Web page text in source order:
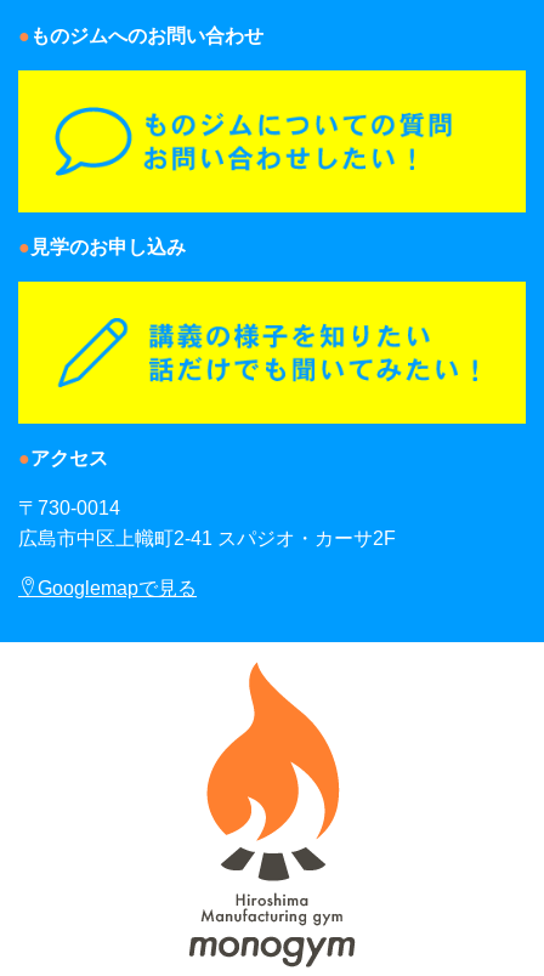
ものジムへのお問い合わせ
見学のお申し込み
アクセス
〒730-0014
広島市中区上幟町2-41 スパジオ・カーサ2F
Googlemapで見る